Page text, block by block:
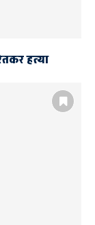
हत्या